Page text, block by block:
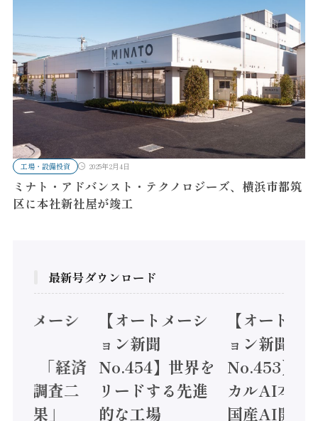
工場・設備投資 2025年2月4日
ミナト・アドバンスト・テクノロジーズ、横浜市都筑
区に本社新社屋が竣工
最新号ダウンロード
トメーシ
】「経済
態調査二
結果」
【オートメーシ
ョン新聞
No.454】世界を
リードする先進
的な工場
【オートメ
ョン新聞
No.453】フ
カルAI本格
国産AI開発